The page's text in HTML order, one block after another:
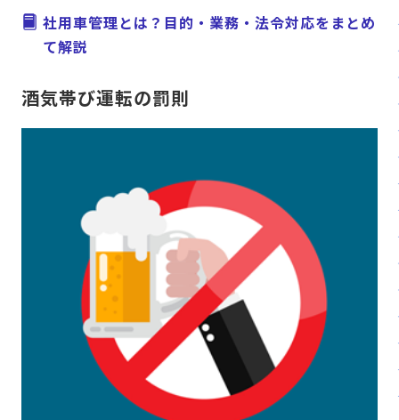
社用車管理とは？目的・業務・法令対応をまとめ
て解説
酒気帯び運転の罰則